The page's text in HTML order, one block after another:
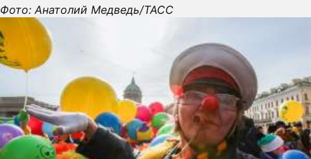
Фото: Анатолий Медведь/ТАСС